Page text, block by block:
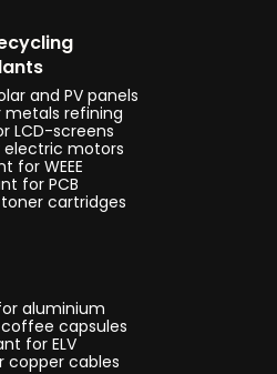
and PV panels
metals refining
LCD-screens
electric motors
for WEEE
for PCB
cartridges
aluminium
capsules
for ELV
copper cables